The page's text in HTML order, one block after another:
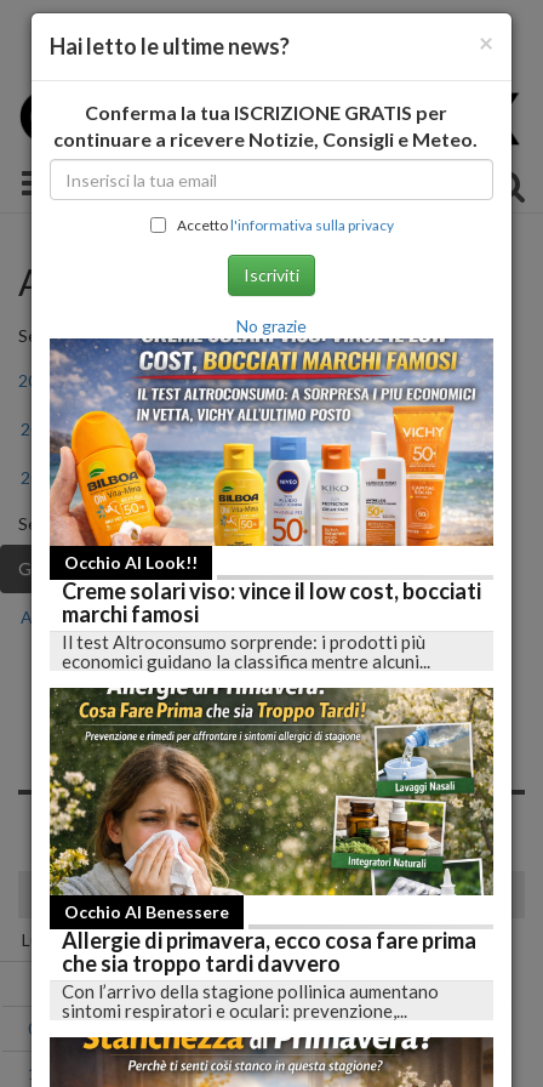
Toggle navigation
Archivio Storico
Seleziona l'anno
2011 2012 2013 2014 2015 2016
2017 2018 2019 2020 2021 2022
2023 2024 2025 2026
Seleziona il mese
Gen Feb Mar
Ago Set Ott
Notizie di Sabato, 26
Gennaio 2019
Spiacente, non sono presenti news nell'archivio per questo
giorno!
gennaio 2019
Lun Mar Mer Gio Ven Sab Dom
01 02 03 04 05 06
07
14 15 16 17 18 19 20
×
Hai letto le ultime news?
Conferma la tua ISCRIZIONE GRATIS per
continuare a ricevere Notizie, Consigli e Meteo.
Accettol'informativa sulla privacy
Iscriviti
No grazie
Occhio Al Look!!
Creme solari viso: vince il low cost, bocciati
marchi famosi
Il test Altroconsumo sorprende: i prodotti più
economici guidano la classifica mentre alcuni...
Occhio Al Benessere
Allergie di primavera, ecco cosa fare prima
che sia troppo tardi davvero
Con l’arrivo della stagione pollinica aumentano
sintomi respiratori e oculari: prevenzione,...